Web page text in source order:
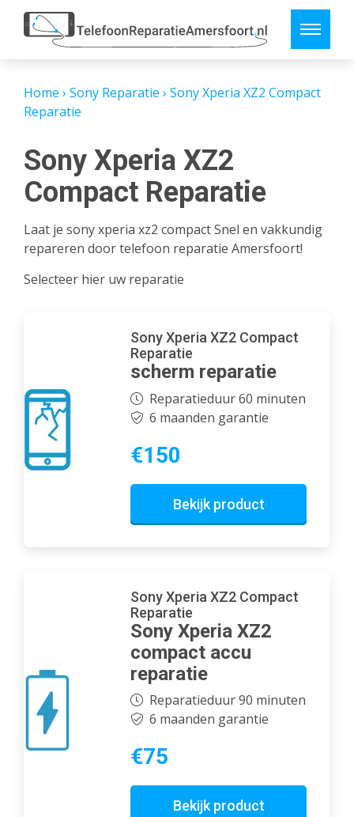
Home › Sony Reparatie › Sony Xperia XZ2 Compact
Reparatie
Sony Xperia XZ2
Compact Reparatie
Laat je sony xperia xz2 compact Snel en vakkundig
repareren door telefoon reparatie Amersfoort!
Selecteer hier uw reparatie
Sony Xperia XZ2 Compact
Reparatie
scherm reparatie
Reparatieduur 60 minuten
6 maanden garantie
€150
Bekijk product
Sony Xperia XZ2 Compact
Reparatie
Sony Xperia XZ2
compact accu
reparatie
Reparatieduur 90 minuten
6 maanden garantie
€75
Bekijk product